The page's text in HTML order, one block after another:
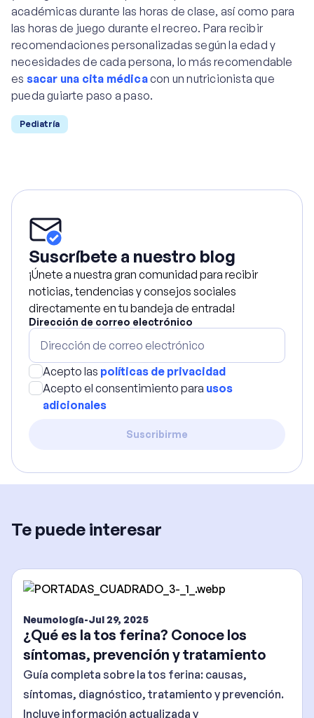
académicas durante las horas de clase, así como para
las horas de juego durante el recreo. Para recibir
recomendaciones personalizadas según la edad y
necesidades de cada persona, lo más recomendable
es sacar una cita médicacon un nutricionista que
pueda guiarte paso a paso.
Pediatría
Suscríbete a nuestro blog
¡Únete a nuestra gran comunidad para recibir
noticias, tendencias y consejos sociales
directamente en tu bandeja de entrada!
Dirección de correo electrónico
Acepto las políticas de privacidad
Acepto el consentimiento para usos
adicionales
Suscribirme
Te puede interesar
Neumología-Jul 29, 2025
¿Qué es la tos ferina? Conoce los
síntomas, prevención y tratamiento
Guía completa sobre la tos ferina: causas,
síntomas, diagnóstico, tratamiento y prevención.
Incluye información actualizada y